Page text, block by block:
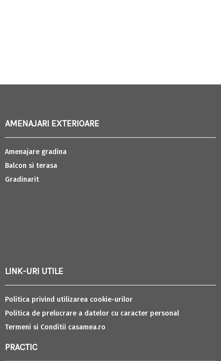
AMENAJARI EXTERIOARE
Amenajare gradina
Balcon si terasa
Gradinarit
LINK-URI UTILE
Politica privind utilizarea cookie-urilor
Politica de prelucrare a datelor cu caracter personal
Termeni si Conditii casamea.ro
PRACTIC